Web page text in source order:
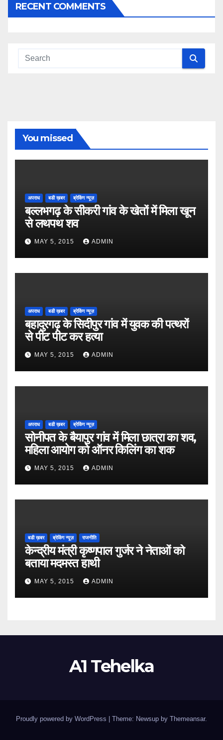
RECENT COMMENTS
You missed
अपराध बडी ख़बर ब्रेकिंग न्यूज़
बल्लभगढ़ के सीकरी गांव के खेतों में मिला खून
से लथपथ शव
MAY 5, 2015 ADMIN
अपराध बडी ख़बर ब्रेकिंग न्यूज़
बहादुरगढ़ के सिदीपुर गांव में युवक की पत्थरों
से पीट पीट कर हत्या
MAY 5, 2015 ADMIN
अपराध बडी ख़बर ब्रेकिंग न्यूज़
सोनीपत के बैयापुर गांव में मिला छात्रा का शव,
महिला आयोग को ऑनर किलिंग का शक
MAY 5, 2015 ADMIN
बडी ख़बर ब्रेकिंग न्यूज़ राजनीति
केन्द्रीय मंत्री कृष्णपाल गुर्जर ने नेताओं को
बताया मदमस्त हाथी
MAY 5, 2015 ADMIN
A1 Tehelka
Proudly powered by WordPress Theme: Newsup by Themeansar.